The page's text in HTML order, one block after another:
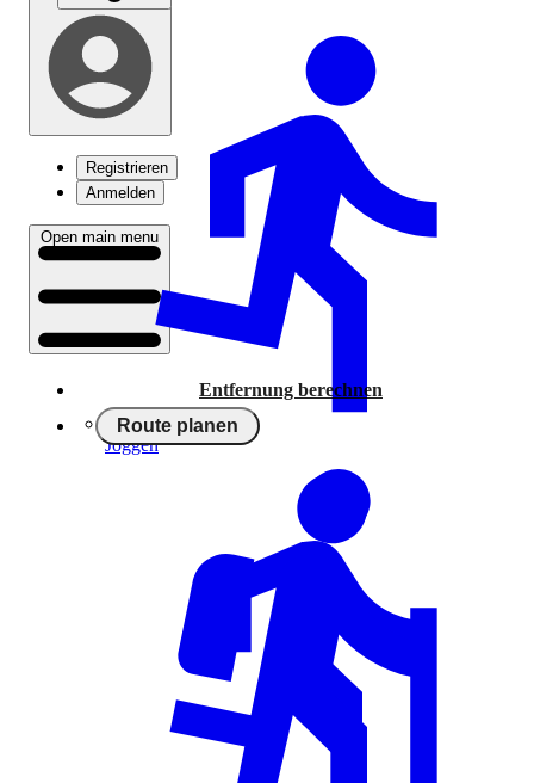
Registrieren
Anmelden
Open main menu
Entfernung berechnen
Route planen
Joggen